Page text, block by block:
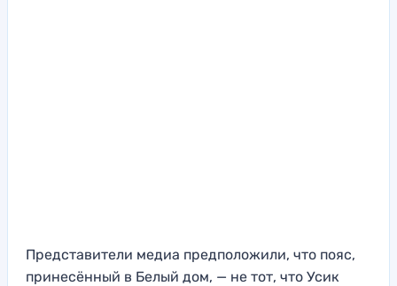
Представители медиа предположили, что пояс,
принесённый в Белый дом, — не тот, что Усик